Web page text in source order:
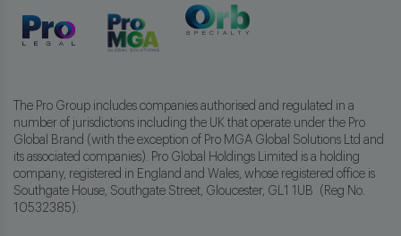
The Pro Group includes companies authorised and regulated in a
number of jurisdictions including the UK that operate under the Pro
Global Brand (with the exception of Pro MGA Global Solutions Ltd and
its associated companies). Pro Global Holdings Limited is a holding
company, registered in England and Wales, whose registered office is
Southgate House, Southgate Street, Gloucester, GL1 1UB (Reg No.
10532385).